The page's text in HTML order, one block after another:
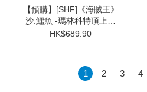
【預購】[SHF]《海賊王》
沙.鱷魚 -瑪林科特頂上決
戰-
HK$689.90
1 2 3 4